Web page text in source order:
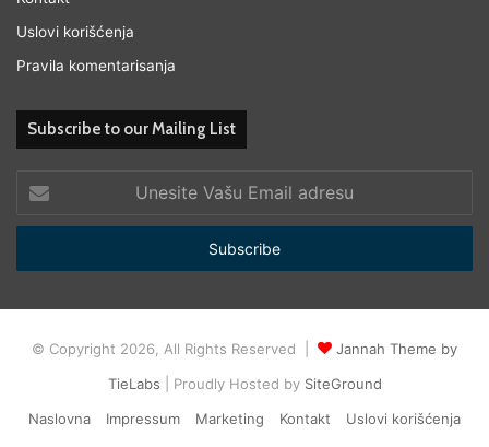
Uslovi korišćenja
Pravila komentarisanja
Subscribe to our Mailing List
Vašu
Email
© Copyright 2026, All Rights Reserved |
Jannah Theme by
TieLabs | Proudly Hosted by SiteGround
Naslovna
Impressum Marketing Kontakt
Uslovi korišćenja